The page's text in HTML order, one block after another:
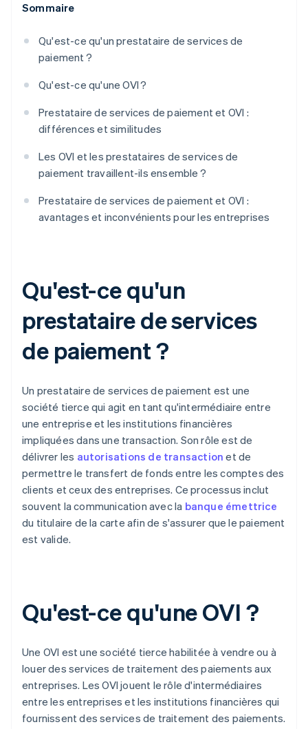
Sommaire
Qu'est-ce qu'un prestataire de services de
paiement ?
Qu'est-ce qu'une OVI ?
Prestataire de services de paiement et OVI :
différences et similitudes
Les OVI et les prestataires de services de
paiement travaillent-ils ensemble ?
Prestataire de services de paiement et OVI :
avantages et inconvénients pour les entreprises
Qu'est-ce qu'un
prestataire de services
de paiement ?
Un prestataire de services de paiement est une
société tierce qui agit en tant qu'intermédiaire entre
une entreprise et les institutions financières
impliquées dans une transaction. Son rôle est de
délivrer les autorisations de transaction et de
permettre le transfert de fonds entre les comptes des
clients et ceux des entreprises. Ce processus inclut
souvent la communication avec la banque émettrice
du titulaire de la carte afin de s'assurer que le paiement
est valide.
Qu'est-ce qu'une OVI ?
Une OVI est une société tierce habilitée à vendre ou à
louer des services de traitement des paiements aux
entreprises. Les OVI jouent le rôle d'intermédiaires
entre les entreprises et les institutions financières qui
fournissent des services de traitement des paiements.